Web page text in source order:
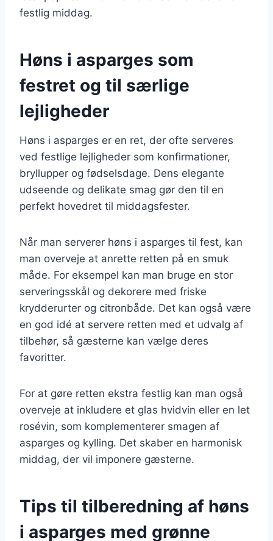
festlig middag.
Høns i asparges som
festret og til særlige
lejligheder
Høns i asparges er en ret, der ofte serveres
ved festlige lejligheder som konfirmationer,
bryllupper og fødselsdage. Dens elegante
udseende og delikate smag gør den til en
perfekt hovedret til middagsfester.
Når man serverer høns i asparges til fest, kan
man overveje at anrette retten på en smuk
måde. For eksempel kan man bruge en stor
serveringsskål og dekorere med friske
krydderurter og citronbåde. Det kan også være
en god idé at servere retten med et udvalg af
tilbehør, så gæsterne kan vælge deres
favoritter.
For at gøre retten ekstra festlig kan man også
overveje at inkludere et glas hvidvin eller en let
rosévin, som komplementerer smagen af
asparges og kylling. Det skaber en harmonisk
middag, der vil imponere gæsterne.
Tips til tilberedning af høns
i asparges med grønne